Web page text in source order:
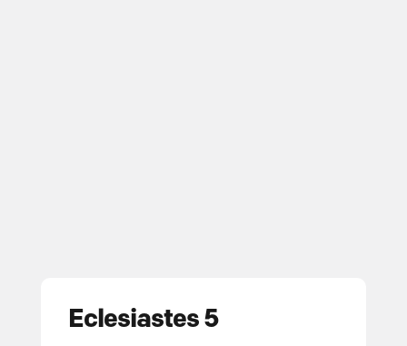
Eclesiastes 5